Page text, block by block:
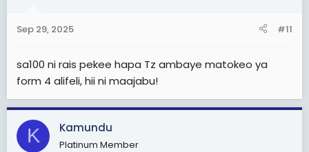
s
Sep 29, 2025 #11
sa100 ni rais pekee hapa Tz ambaye matokeo ya
form 4 alifeli, hii ni maajabu!
K Kamundu
Platinum Member